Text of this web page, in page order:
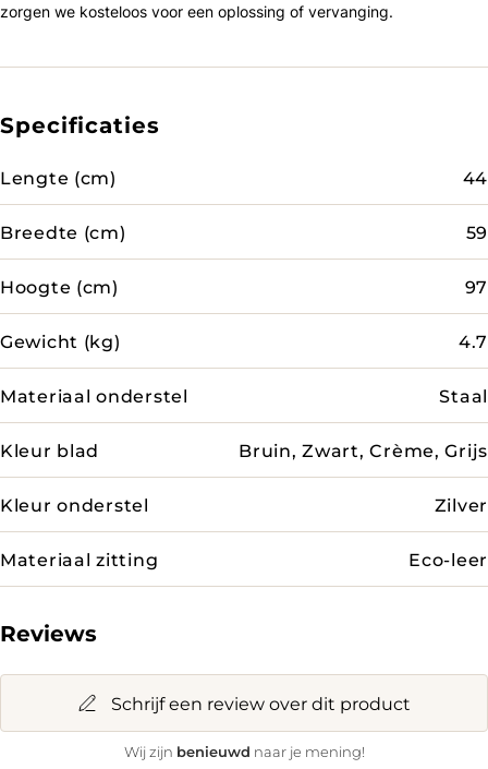
zorgen we kosteloos voor een oplossing of vervanging.
Specificaties
Lengte (cm) 44
Breedte (cm) 59
Hoogte (cm) 97
Gewicht (kg) 4.7
Materiaal onderstel Staal
Kleur blad Bruin, Zwart, Crème, Grijs
Kleur onderstel Zilver
Materiaal zitting Eco-leer
Reviews
Schrijf een review over dit product
Wij zijn benieuwd naar je mening!